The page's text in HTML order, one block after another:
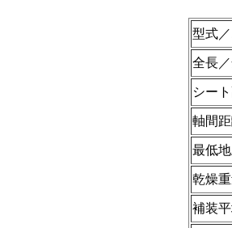
型式
全長
シー
軸間距
最低地
乾燥
補装